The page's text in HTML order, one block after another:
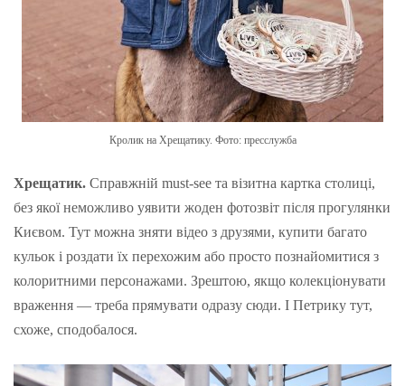
Кролик на Хрещатику. Фото: пресслужба
Хрещатик. Справжній must-see та візитна картка столиці,
без якої неможливо уявити жоден фотозвіт після прогулянки
Києвом. Тут можна зняти відео з друзями, купити багато
кульок і роздати їх перехожим або просто познайомитися з
колоритними персонажами. Зрештою, якщо колекціонувати
враження — треба прямувати одразу сюди. І Петрику тут,
схоже, сподобалося.